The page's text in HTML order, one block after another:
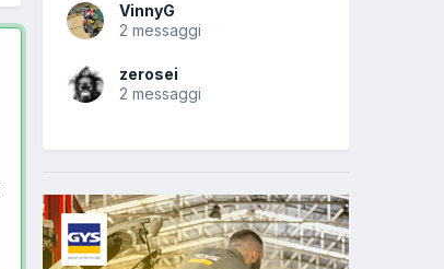
VinnyG
2 messaggi
zerosei
2 messaggi